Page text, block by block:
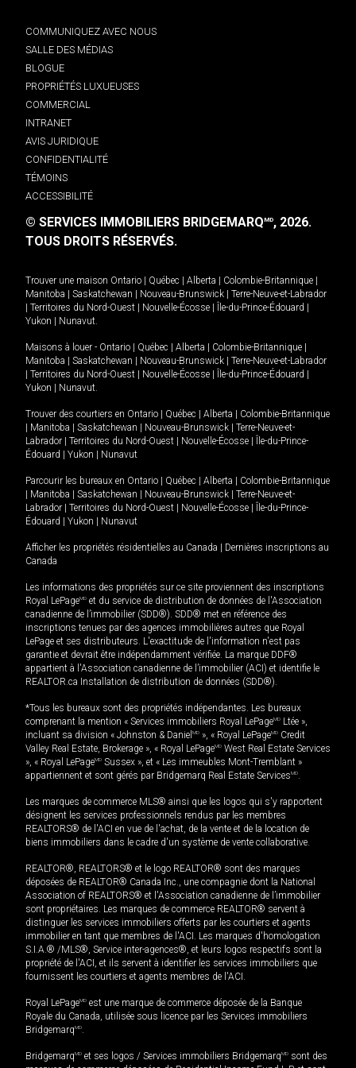
COMMUNIQUEZ AVEC NOUS
SALLE DES MÉDIAS
BLOGUE
PROPRIÉTÉS LUXUEUSES
COMMERCIAL
INTRANET
AVIS JURIDIQUE
CONFIDENTIALITÉ
TÉMOINS
ACCESSIBILITÉ
© SERVICES IMMOBILIERS BRIDGEMARQMD, 2026.
TOUS DROITS RÉSERVÉS.
Trouver une maison Ontario Québec Alberta Colombie-Britannique
Manitoba
Saskatchewan Nouveau-Brunswick
Terre-Neuve-et-Labrador
Territoires du Nord-Ouest Nouvelle-Écosse Île-du-Prince-Édouard
Yukon
Nunavut.
Maisons à louer - Ontario Québec Alberta Colombie-Britannique
Manitoba
Saskatchewan Nouveau-Brunswick
Terre-Neuve-et-Labrador
Territoires du Nord-Ouest Nouvelle-Écosse Île-du-Prince-Édouard
Yukon
Nunavut.
Trouver des courtiers en Ontario Québec Alberta
Colombie-Britannique
Manitoba Saskatchewan Nouveau-Brunswick
Terre-Neuve-et-
Labrador
Territoires du Nord-Ouest Nouvelle-Écosse
Île-du-Prince-
Édouard
Yukon Nunavut
Parcourir les bureaux en Ontario Québec Alberta
Colombie-Britannique
Manitoba Saskatchewan Nouveau-Brunswick
Terre-Neuve-et-
Labrador
Territoires du Nord-Ouest Nouvelle-Écosse
Île-du-Prince-
Édouard
Yukon Nunavut
Afficher les propriétés résidentielles au Canada
Dernières inscriptions au
Canada
Les informations des propriétés sur ce site proviennent des inscriptions
Royal LePageMD et du service de distribution de données de l'Association
canadienne de l’immobilier (SDD®). SDD® met en référence des
inscriptions tenues par des agences immobilières autres que Royal
LePage et ses distributeurs. L'exactitude de l'information n'est pas
garantie et devrait être indépendamment vérifiée. La marque DDF®
appartient à l'Association canadienne de l’immobilier (ACI) et identifie le
REALTOR.ca Installation de distribution de données (SDD®).
*Tous les bureaux sont des propriétés indépendantes. Les bureaux
comprenant la mention « Services immobiliers Royal LePageMD Ltée »,
incluant sa division « Johnston & Daniel MD », « Royal LePageMD Credit
Valley Real Estate, Brokerage », « Royal LePageMD West Real Estate Services
», « Royal LePageMD Sussex », et « Les immeubles Mont-Tremblant »
appartiennent et sont gérés par Bridgemarq Real Estate ServicesMD.
Les marques de commerce MLS® ainsi que les logos qui s'y rapportent
désignent les services professionnels rendus par les membres
REALTORS® de l'ACI en vue de l'achat, de la vente et de la location de
biens immobiliers dans le cadre d'un système de vente collaborative.
REALTOR®, REALTORS® et le logo REALTOR® sont des marques
déposées de REALTOR® Canada Inc., une compagnie dont la National
Association of REALTORS® et l'Association canadienne de l’immobilier
sont propriétaires. Les marques de commerce REALTOR® servent à
distinguer les services immobiliers offerts par les courtiers et agents
immobilier en tant que membres de l'ACI. Les marques d'homologation
S.I.A.® /MLS®, Service inter-agences®, et leurs logos respectifs sont la
propriété de l'ACI, et ils servent à identifier les services immobiliers que
fournissent les courtiers et agents membres de l'ACI.
Royal LePageMD est une marque de commerce déposée de la Banque
Royale du Canada, utilisée sous licence par les Services immobiliers
BridgemarqMD.
BridgemarqMD et ses logos / Services immobiliers BridgemarqMD sont des